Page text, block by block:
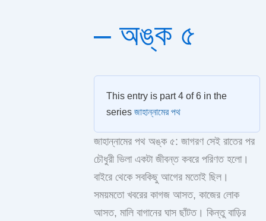
– অঙ্ক ৫
This entry is part 4 of 6 in the
seriesজাহান্নামের পথ
জাহান্নামের পথ অঙ্ক ৫: জাগরণ সেই রাতের পর
চৌধুরী ভিলা একটা জীবন্ত কবরে পরিণত হলো।
বাইরে থেকে সবকিছু আগের মতোই ছিল।
সময়মতো খবরের কাগজ আসত, কাজের লোক
আসত, মালি বাগানের ঘাস ছাঁটত। কিন্তু বাড়ির